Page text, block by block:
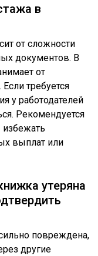
в
от сложности
документов. В
от
требуется
у работодателей
Рекомендуется
избежать
выплат или
утеряна
повреждена,
другие